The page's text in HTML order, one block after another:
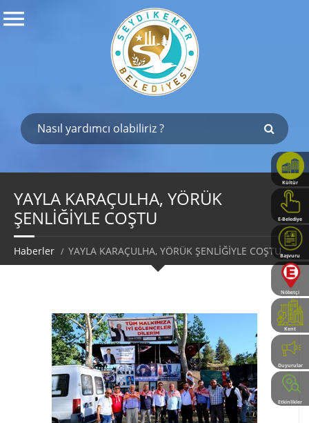
Kültür
Haritası
E-Belediye
Başvuru
Rehberi
Nöbetçi
Eczaneler
Kent
Rehberi
Duyurular
Etkinlikler
YAYLA KARAÇULHA, YÖRÜK
ŞENLİĞİYLE COŞTU
Haberler YAYLA KARAÇULHA, YÖRÜK ŞENLİĞİYLE COŞTU